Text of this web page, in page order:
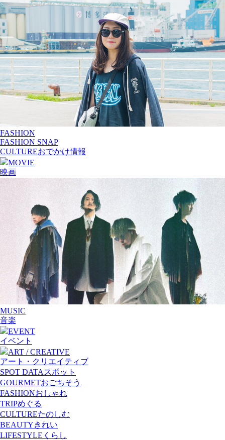
FASHION
FASHION SNAP
CULTUREおでかけ情報
MOVIE
映画
MUSIC
音楽
EVENT
イベント
ART / CREATIVE
アート・クリエイティブ
SPOT DATA スポット
GOURMETおごちそう
FASHIONおしゃれ
TRIPめぐる
CULTUREたのしむ
BEAUTYきれい
LIFESTYLE くらし